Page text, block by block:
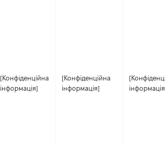
[Конфіденційна
інформація]
[Конфіденційна
інформація]